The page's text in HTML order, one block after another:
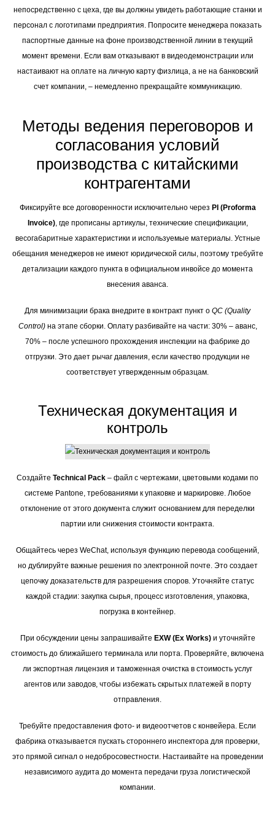
непосредственно с цеха, где вы должны увидеть работающие станки и
персонал с логотипами предприятия. Попросите менеджера показать
паспортные данные на фоне производственной линии в текущий
момент времени. Если вам отказывают в видеодемонстрации или
настаивают на оплате на личную карту физлица, а не на банковский
счет компании, – немедленно прекращайте коммуникацию.
Методы ведения переговоров и
согласования условий
производства с китайскими
контрагентами
Фиксируйте все договоренности исключительно через PI (Proforma
Invoice), где прописаны артикулы, технические спецификации,
весогабаритные характеристики и используемые материалы. Устные
обещания менеджеров не имеют юридической силы, поэтому требуйте
детализации каждого пункта в официальном инвойсе до момента
внесения аванса.
Для минимизации брака внедрите в контракт пункт о QC (Quality
Control)на этапе сборки. Оплату разбивайте на части: 30% – аванс,
70% – после успешного прохождения инспекции на фабрике до
отгрузки. Это дает рычаг давления, если качество продукции не
соответствует утвержденным образцам.
Техническая документация и
контроль
Создайте Technical Pack – файл с чертежами, цветовыми кодами по
системе Pantone, требованиями к упаковке и маркировке. Любое
отклонение от этого документа служит основанием для переделки
партии или снижения стоимости контракта.
Общайтесь через WeChat, используя функцию перевода сообщений,
но дублируйте важные решения по электронной почте. Это создает
цепочку доказательств для разрешения споров. Уточняйте статус
каждой стадии: закупка сырья, процесс изготовления, упаковка,
погрузка в контейнер.
При обсуждении цены запрашивайте EXW (Ex Works)и уточняйте
стоимость до ближайшего терминала или порта. Проверяйте, включена
ли экспортная лицензия и таможенная очистка в стоимость услуг
агентов или заводов, чтобы избежать скрытых платежей в порту
отправления.
Требуйте предоставления фото- и видеоотчетов с конвейера. Если
фабрика отказывается пускать стороннего инспектора для проверки,
это прямой сигнал о недобросовестности. Настаивайте на проведении
независимого аудита до момента передачи груза логистической
компании.